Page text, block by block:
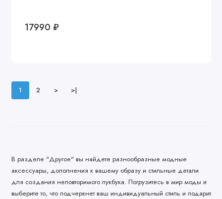
17990 ₽
1 2 > >|
В разделе "Другое" вы найдете разнообразные модные
аксессуары, дополнения к вашему образу и стильные детали
для создания неповторимого лукбука. Погрузитесь в мир моды и
выберите то, что подчеркнет ваш индивидуальный стиль и подарит